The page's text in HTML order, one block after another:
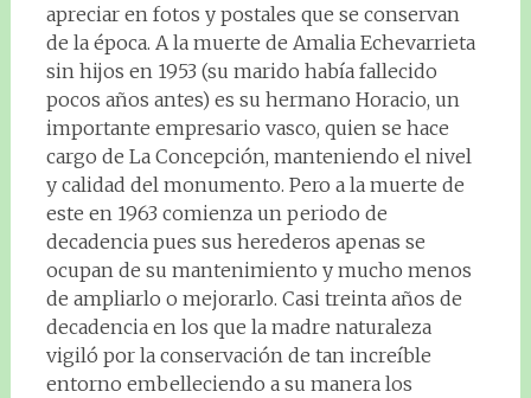
apreciar en fotos y postales que se conservan
de la época. A la muerte de Amalia Echevarrieta
sin hijos en 1953 (su marido había fallecido
pocos años antes) es su hermano Horacio, un
importante empresario vasco, quien se hace
cargo de La Concepción, manteniendo el nivel
y calidad del monumento. Pero a la muerte de
este en 1963 comienza un periodo de
decadencia pues sus herederos apenas se
ocupan de su mantenimiento y mucho menos
de ampliarlo o mejorarlo. Casi treinta años de
decadencia en los que la madre naturaleza
vigiló por la conservación de tan increíble
entorno embelleciendo a su manera los